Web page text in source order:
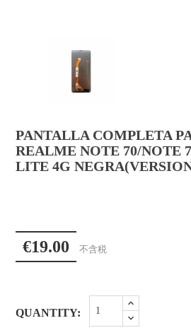
PANTALLA COMPLETA
REALME NOTE 70/NOTE
LITE 4G
€19.00 不含税
QUANTITY: